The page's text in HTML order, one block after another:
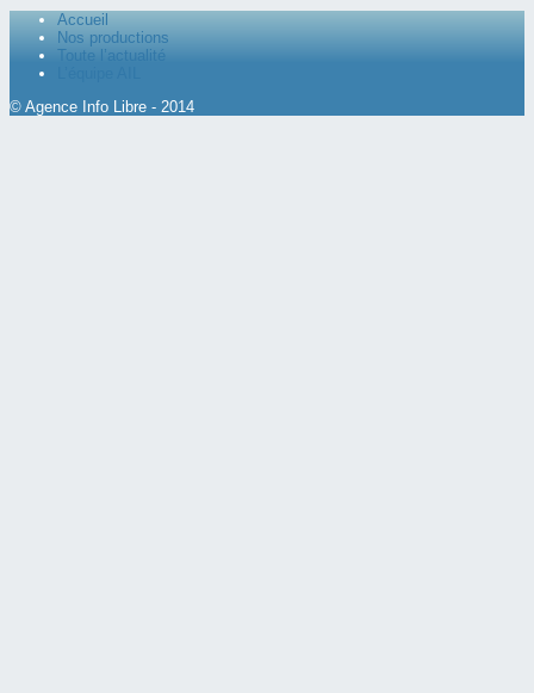
Accueil
Nos productions
Toute l’actualité
© Agence Info Libre - 2014